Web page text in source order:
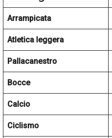
Arrampicata
Atletica leggera
Pallacanestro
Bocce
Calcio
Ciclismo